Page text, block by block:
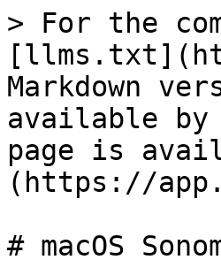
> For the
Markdown
available by
page is
(https://
# macOS